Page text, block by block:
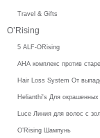
Travel & Gifts
O’Rising
5 ALF-ORising
AHA комплекс против
Hair Loss System От
Helianthi's Для окрашенных
Luce Линия для волос с
O’Rising Шампунь